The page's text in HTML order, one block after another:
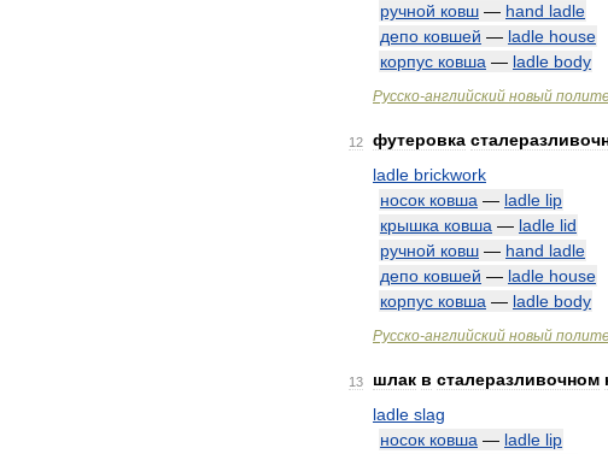
ручной ковш — hand ladle
депо ковшей — ladle house
корпус ковша — ladle body
Русско-английский новый
12 футеровка
ladle brickwork
носок ковша — ladle lip
крышка ковша — ladle lid
ручной ковш — hand ladle
депо ковшей — ladle house
корпус ковша — ladle body
Русско-английский новый
13 шлак в сталеразливочном
ladle slag
носок ковша — ladle lip